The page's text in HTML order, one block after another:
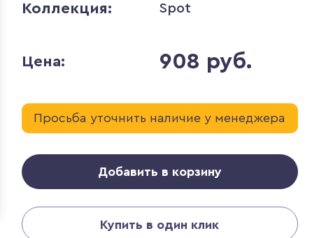
Коллекция: Spot
Цена: 908 руб.
Просьба уточнить наличие у менеджера
Добавить в корзину
Купить в один клик